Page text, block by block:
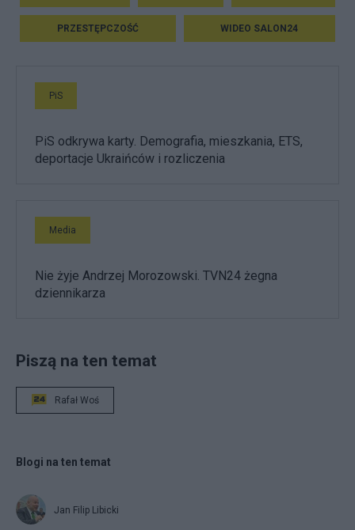
PRZESTĘPCZOŚĆ WIDEO SALON24
PiS
PiS odkrywa karty. Demografia, mieszkania, ETS,
deportacje Ukraińców i rozliczenia
Media
Nie żyje Andrzej Morozowski. TVN24 żegna
dziennikarza
Piszą na ten temat
Rafał Woś
Blogi na ten temat
Jan Filip Libicki